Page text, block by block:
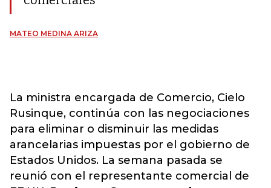
MATEO MEDINA ARIZA
La ministra encargada de Comercio, Cielo
Rusinque, continúa con las negociaciones
para eliminar o disminuir las medidas
arancelarias impuestas por el gobierno de
Estados Unidos. La semana pasada se
reunió con el representante comercial de